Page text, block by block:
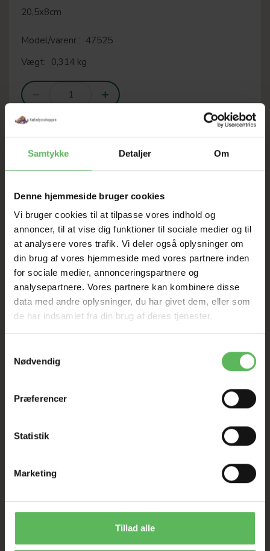
Samtykke Detaljer Om
Denne hjemmeside bruger cookies
Vi bruger cookies til at tilpasse vores indhold og
annoncer, til at vise dig funktioner til sociale medier og til
at analysere vores trafik. Vi deler også oplysninger om
din brug af vores hjemmeside med vores partnere inden
for sociale medier, annonceringspartnere og
analysepartnere. Vores partnere kan kombinere disse
data med andre oplysninger, du har givet dem, eller som
de har indsamlet fra din brug af deres tjenester.
Nødvendig
Præferencer
Statistik
Marketing
Tillad alle
20,5x8cm
Model/varenr.: 47525
Vægt: 0,314 kg
SOMMER
UDSALG
TIL D. 8 AUGUST
HELE WEBSHOPPEN ER
SAT NED
I FYSISK BUTIKKERE